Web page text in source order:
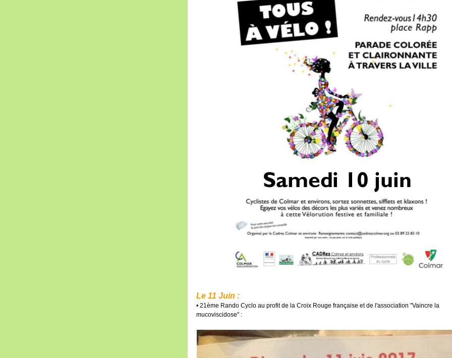
Le 11 Juin :
• 21ème Rando Cyclo au profit de la Croix Rouge française et de l'association "Vaincre la
mucoviscidose" :